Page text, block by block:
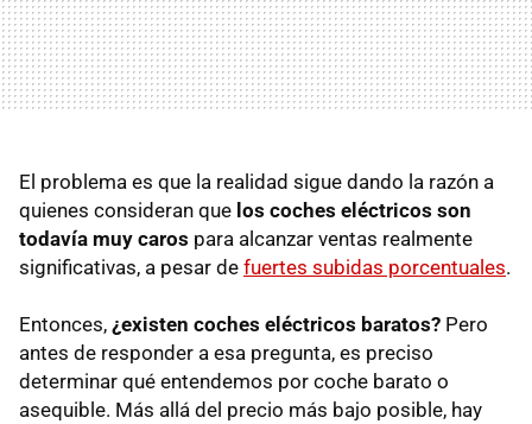
El problema es que la realidad sigue dando la razón a
quienes consideran que los coches eléctricos son
todavía muy caros para alcanzar ventas realmente
significativas, a pesar de fuertes subidas porcentuales.
Entonces, ¿existen coches eléctricos baratos? Pero
antes de responder a esa pregunta, es preciso
determinar qué entendemos por coche barato o
asequible. Más allá del precio más bajo posible, hay